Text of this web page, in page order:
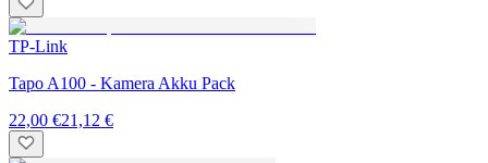
TP-Link
Tapo A100 - Kamera Akku Pack
22,00 €21,12 €